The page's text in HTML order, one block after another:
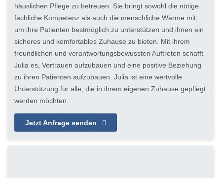
häuslichen Pflege zu betreuen. Sie bringt sowohl die nötige
fachliche Kompetenz als auch die menschliche Wärme mit,
um ihre Patienten bestmöglich zu unterstützen und ihnen ein
sicheres und komfortables Zuhause zu bieten. Mit ihrem
freundlichen und verantwortungsbewussten Auftreten schafft
Julia es, Vertrauen aufzubauen und eine positive Beziehung
zu ihren Patienten aufzubauen. Julia ist eine wertvolle
Unterstützung für alle, die in ihrem eigenen Zuhause gepflegt
werden möchten.
Jetzt Anfrage senden